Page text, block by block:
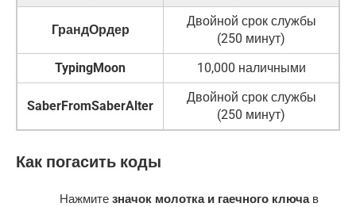
ГрандОрдер
Двойной срок службы
(250 минут)
TypingMoon
10,000 наличными
SaberFromSaberAlter
Двойной срок службы
(250 минут)
Как погасить коды
Нажмите значок молотка и гаечного ключав